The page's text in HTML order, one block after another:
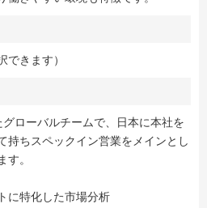
できます）
ローバルチームで、日本に本社を
持ちスペックイン営業をメインとし
す。
に特化した市場分析